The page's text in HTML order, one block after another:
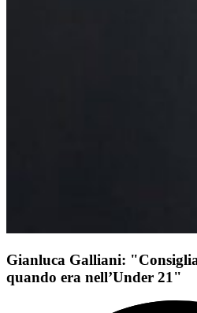
Gianluca Galliani:
quando era nell’Under 21"